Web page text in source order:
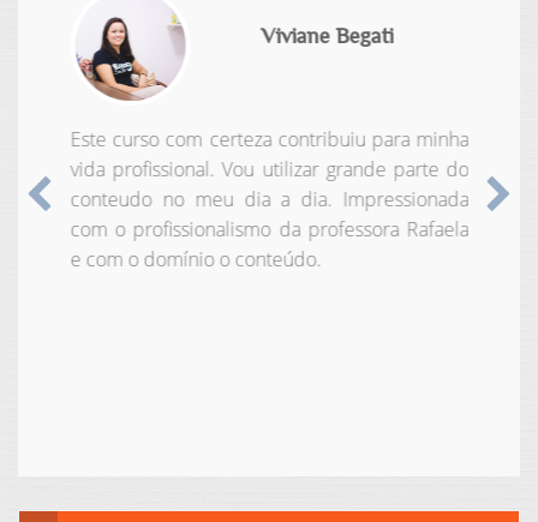
Viviane Begati
Este curso com certeza contribuiu para minha
vida profissional. Vou utilizar grande parte do
conteudo no meu dia a dia. Impressionada
com o profissionalismo da professora Rafaela
e com o domínio o conteúdo.
Anterior